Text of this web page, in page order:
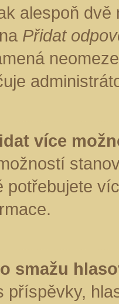
alespoň
Přidat
více
potřebujete
smažu
příspěvky,